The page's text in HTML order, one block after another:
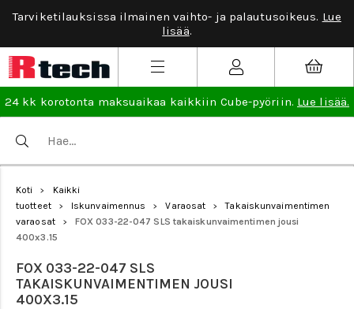
Tarviketilauksissa ilmainen vaihto- ja palautusoikeus. Lue
lisää.
24 kk korotonta maksuaikaa kaikkiin Cube-pyöriin. Lue lisää.
Koti >
Kaikki
tuotteet
> Iskunvaimennus > Varaosat >
Takaiskunvaimentimen
varaosat
>
FOX 033-22-047 SLS takaiskunvaimentimen jousi
400x3.15
FOX 033-22-047 SLS
TAKAISKUNVAIMENTIMEN JOUSI
400X3.15